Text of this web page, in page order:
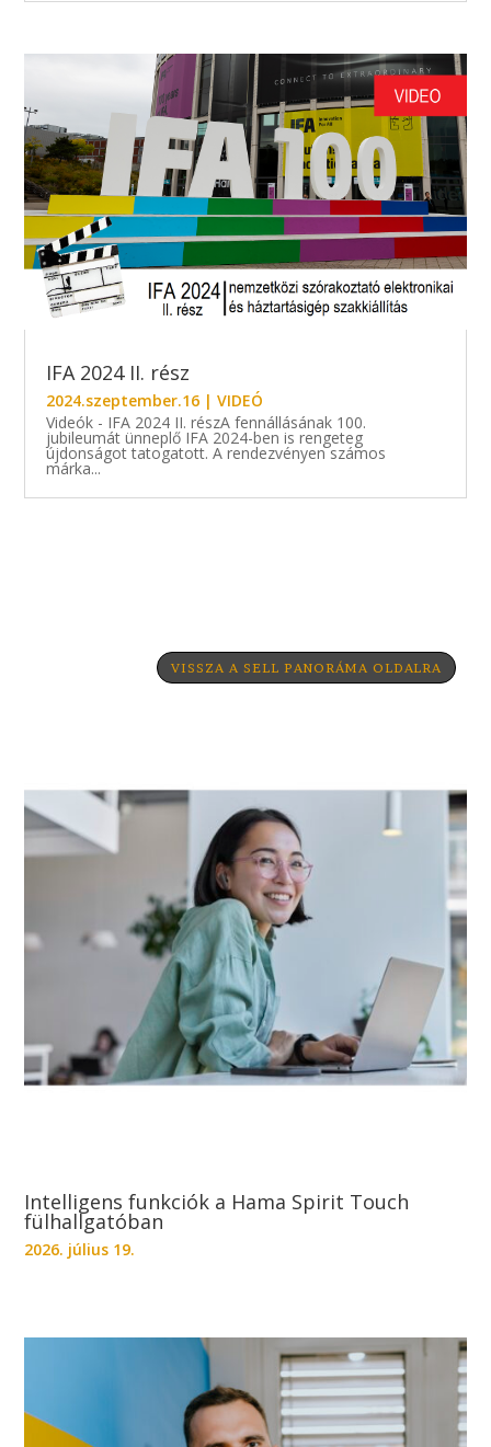
IFA 2024 II. rész
2024.szeptember.16 |VIDEÓ
Videók - IFA 2024 II. részA fennállásának 100.
jubileumát ünneplő IFA 2024-ben is rengeteg
újdonságot tatogatott. A rendezvényen számos
márka...
VISSZA A SELL PANORÁMA OLDALRA
Intelligens funkciók a Hama Spirit Touch
fülhallgatóban
2026. július 19.